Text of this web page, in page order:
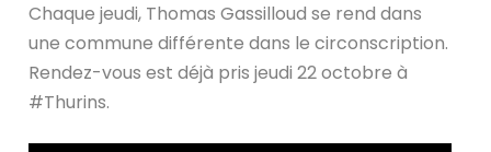
Chaque jeudi, Thomas Gassilloud se rend dans
une commune différente dans le circonscription.
Rendez-vous est déjà pris jeudi 22 octobre à
#Thurins.